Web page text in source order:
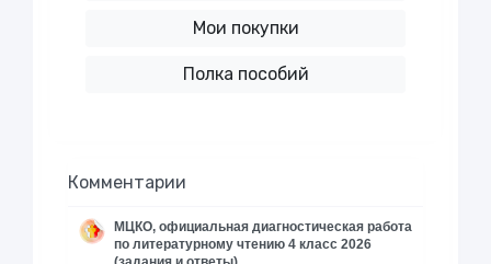
Мои покупки
Полка пособий
Комментарии
МЦКО, официальная диагностическая работа
по литературному чтению 4 класс 2026